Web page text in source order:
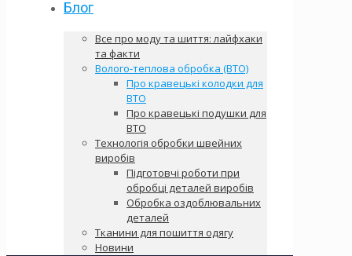
Блог
Все про моду та шиття: лайфхаки
та факти
Волого-теплова обробка (ВТО)
Про кравецькі колодки для
ВТО
Про кравецькі подушки для
ВТО
Технологія обробки швейних
виробів
Підготовчі роботи при
обробці деталей виробів
Обробка оздоблювальних
деталей
Тканини для пошиття одягу
Новини